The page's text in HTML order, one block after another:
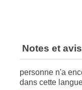
Notes et
personne n'a
dans cette